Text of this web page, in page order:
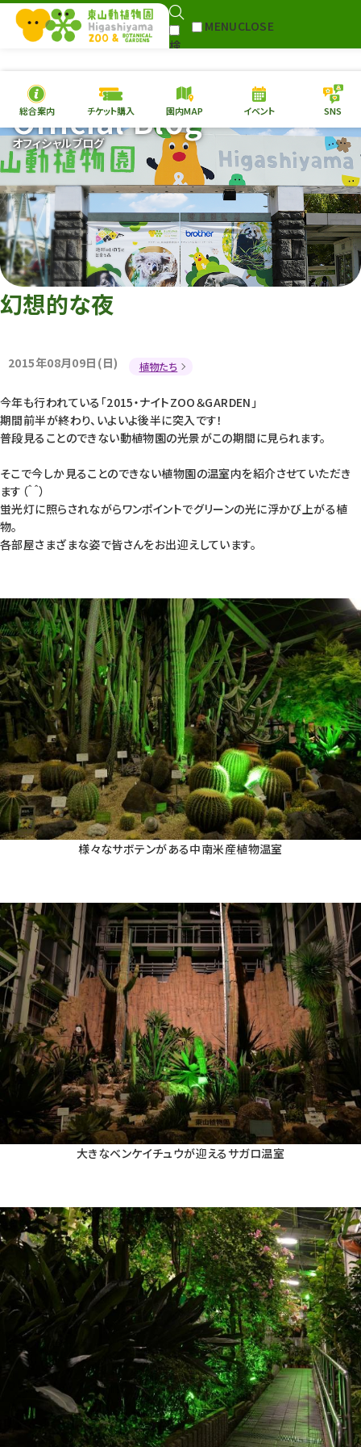
検
MENUCLOSE
本日の開園情報 チケ
園内MAP イベント
総合案内
動物園 植物園
再生プラン
東山動植物園
への支援
総合案内 チケット購入 園内MAP イベント SNS
オフィシャルブログ
Official Blog
幻想的な夜
2015年08月09日(日) 植物たち
今年も行われている｢2015・ナイトZOO＆GARDEN｣
期間前半が終わり、いよいよ後半に突入です！
普段見ることのできない動植物園の光景がこの期間に見られます。
そこで今しか見ることのできない植物園の温室内を紹介させていただき
ます（＾＾）
蛍光灯に照らされながらワンポイントでグリーンの光に浮かび上がる植
物。
各部屋さまざまな姿で皆さんをお出迎えしています。
様々なサボテンがある中南米産植物温室
大きなベンケイチュウが迎えるサガロ温室